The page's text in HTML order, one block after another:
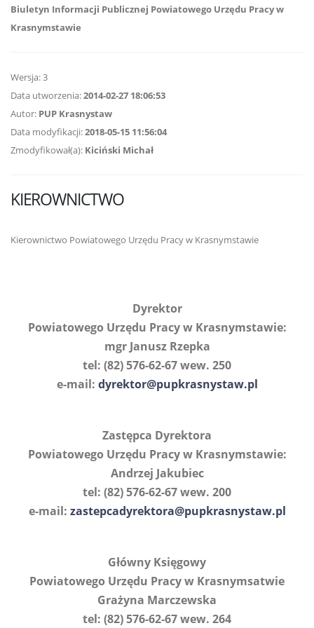
Biuletyn Informacji Publicznej Powiatowego Urzędu Pracy w
Krasnymstawie
Wersja: 3
Data utworzenia:2014-02-27 18:06:53
Autor: PUP Krasnystaw
Data modyfikacji:2018-05-15 11:56:04
Zmodyfikował(a): Kiciński Michał
KIEROWNICTWO
Kierownictwo Powiatowego Urzędu Pracy w Krasnymstawie
Dyrektor
Powiatowego Urzędu Pracy w Krasnymstawie:
mgr Janusz Rzepka
tel: (82) 576-62-67 wew. 250
e-mail: dyrektor@pupkrasnystaw.pl
Zastępca Dyrektora
Powiatowego Urzędu Pracy w Krasnymstawie:
Andrzej Jakubiec
tel: (82) 576-62-67 wew. 200
e-mail: zastepcadyrektora@pupkrasnystaw.pl
Główny Księgowy
Powiatowego Urzędu Pracy w Krasnymsatwie
Grażyna Marczewska
tel: (82) 576-62-67 wew. 264